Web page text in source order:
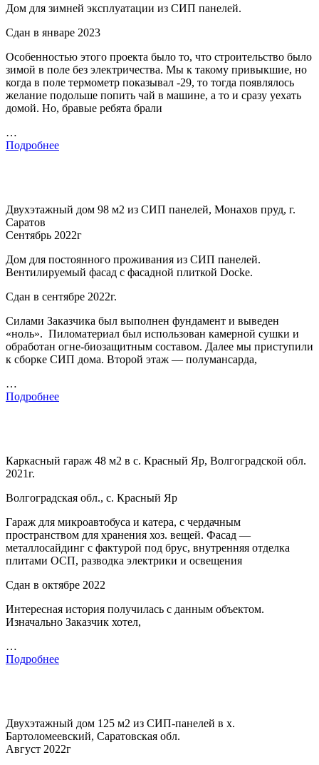
Дом для зимней эксплуатации из СИП панелей.
Сдан в январе 2023
Особенностью этого проекта было то, что строительство было
зимой в поле без электричества. Мы к такому привыкшие, но
когда в поле термометр показывал -29, то тогда появлялось
желание подольше попить чай в машине, а то и сразу уехать
домой. Но, бравые ребята брали
…
Подробнее
Двухэтажный дом 98 м2 из СИП панелей, Монахов пруд, г.
Саратов
Сентябрь 2022г
Дом для постоянного проживания из СИП панелей.
Вентилируемый фасад с фасадной плиткой Docke.
Сдан в сентябре 2022г.
Силами Заказчика был выполнен фундамент и выведен
«ноль». Пиломатериал был использован камерной сушки и
обработан огне-биозащитным составом. Далее мы приступили
к сборке СИП дома. Второй этаж — полумансарда,
…
Подробнее
Каркасный гараж 48 м2 в с. Красный Яр, Волгоградской обл.
2021г.
Волгоградская обл., с. Красный Яр
Гараж для микроавтобуса и катера, с чердачным
пространством для хранения хоз. вещей. Фасад —
металлосайдинг с фактурой под брус, внутренняя отделка
плитами ОСП, разводка электрики и освещения
Сдан в октябре 2022
Интересная история получилась с данным объектом.
Изначально Заказчик хотел,
…
Подробнее
Двухэтажный дом 125 м2 из СИП-панелей в х.
Бартоломеевский, Саратовская обл.
Август 2022г